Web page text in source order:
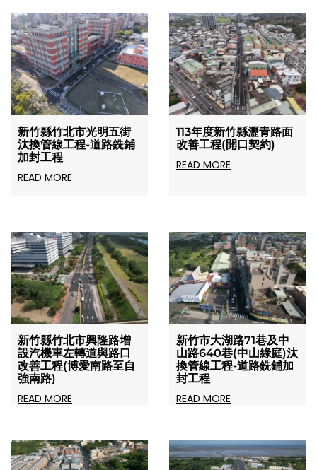
新竹縣竹北市光明五街
汰換管線工程-道路銑鋪
加封工程
READ MORE
113年度新竹縣瀝青路面
改善工程(開口契約)
READ MORE
新竹縣竹北市興隆路增
設汽機車左轉道與路口
改善工程(博愛南路至自
強南路)
READ MORE
新竹市大湖路71巷及中
山路640巷(中山綠庭)汰
換管線工程-道路銑鋪加
封工程
READ MORE